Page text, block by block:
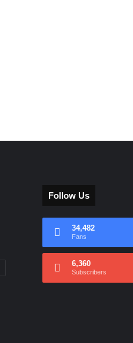
Follow Us
34,482
Fans
6,360
Subscribers